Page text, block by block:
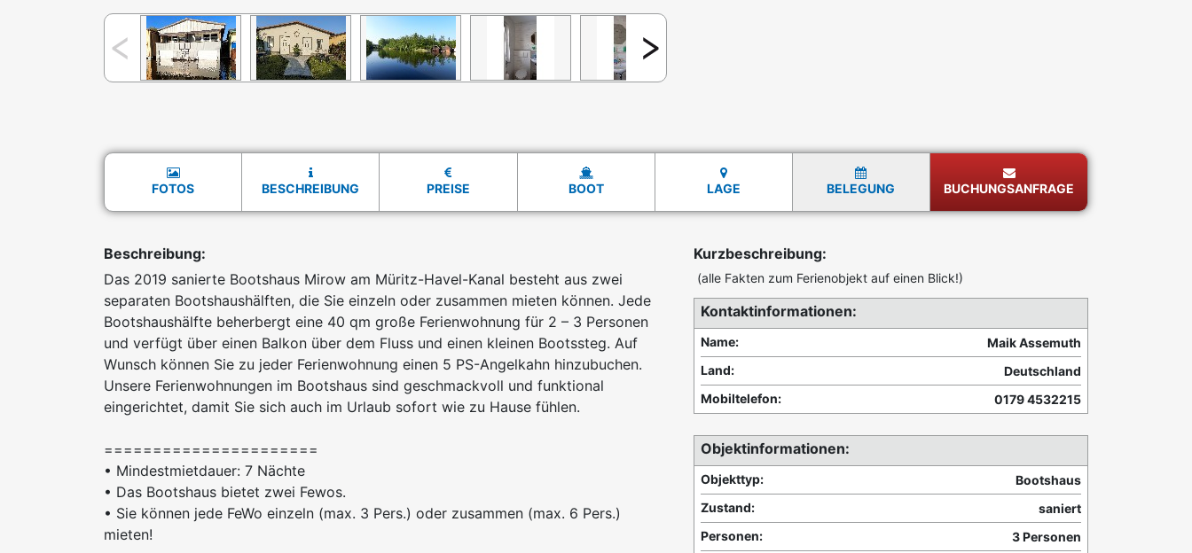
FOTOS BESCHREIBUNG PREISE BOOT LAGE BELEGUNG BUCHUNGSANFRAGE
Beschreibung:
Das 2019 sanierte Bootshaus Mirow am Müritz-Havel-Kanal besteht aus zwei
separaten Bootshaushälften, die Sie einzeln oder zusammen mieten können. Jede
Bootshaushälfte beherbergt eine 40 qm große Ferienwohnung für 2 – 3 Personen
und verfügt über einen Balkon über dem Fluss und einen kleinen Bootssteg. Auf
Wunsch können Sie zu jeder Ferienwohnung einen 5 PS-Angelkahn hinzubuchen.
Unsere Ferienwohnungen im Bootshaus sind geschmackvoll und funktional
eingerichtet, damit Sie sich auch im Urlaub sofort wie zu Hause fühlen.
======================
• Mindestmietdauer: 7 Nächte
• Das Bootshaus bietet zwei Fewos.
• Sie können jede FeWo einzeln (max. 3 Pers.) oder zusammen (max. 6 Pers.)
mieten!
Kurzbeschreibung:
(alle Fakten zum Ferienobjekt auf einen Blick!)
Kontaktinformationen:
Name:
Maik Assemuth
Land:
Deutschland
Mobiltelefon:
0179 4532215
Objektinformationen:
Objekttyp:
Bootshaus
Zustand:
saniert
Personen:
3 Personen